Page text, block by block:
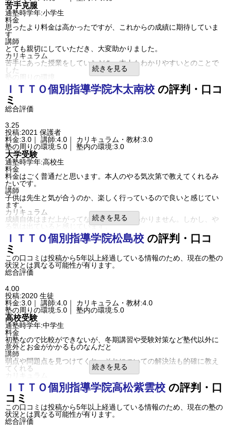
り、色々と工夫されているなと感じました。
良いところや要望
時間帯が午後からと決まっていますが、平日は良いのですが長期休
みや土曜日などは午前中も開いていると自習などの時助かります。
その他気づいたこと、感じたこと
初めての塾でしたが、これほど手厚いのかと驚きがたくさんありま
した。先生方の熱心な思いが伝わり感謝しております。
利用内容
通っていた学校公立小学校
通塾の目的
塾の雰囲気
自由 平均 厳しい
口コミ投稿者ID:2357895
不適切な口コミを報告する
松島校の教室情報を見る
苦手克服
通塾時学年:小学生
料金
思ったより料金は高かったですが、これからの成績に期待していま
す
講師
とても親切にしていただき、大変助かりました。
カリキュラム
苦手にあった授業をしていただき、本人もわかりやすいとのことで
した
塾の周りの環境
駅前で便利です。車の送迎は不便ですが、自転車通学のため関係あ
りません
塾内の環境
とても静かな教室で、物音がしませんでした。部屋も色が統一され
ていて、勉強しやすい環境
先生がしっかり見てくださるようなので、安心してお願いできます
利用内容
通っていた学校公立小学校
通塾の目的
苦手克服
塾の雰囲気
自由 平均
厳しい
口コミ投稿者ID:2357129
不適切な口コミを報告する
松島校の教室情報を見る
続きを見る
ＩＴＴＯ個別指導学院木太南校 の評判・口コ
ミ
総合評価
3.25
投稿:2021 保護者
料金:3.0｜ 講師:4.0｜ カリキュラム・教材:3.0
塾の周りの環境:5.0｜ 塾内の環境:3.0
大学受験
通塾時学年:高校生
料金
料金はごく普通だと思います。本人のやる気次第で教えてくれるみ
たいです。
講師
子供は先生と気が合うのか、楽しく行っているので良いと感じてい
ます。
カリキュラム
成績自体はまだ上がってないので、よくわかりません。しかし、や
る気は出ていると感じています。
塾の周りの環境
家からも近いので、自習室の利用できるので、近いというのはとて
も良いところです。
塾内の環境
教室はやや狭く、中学生も多く利用しているために、やかましく感
じる時があるみたいです。
良いところや要望
ます。
その他気づいたこと、感じたこと
本人のやる気なので、やる気を引き出してくれる先生との出会いが
大切だと思います。
利用内容
通っていた学校公立高校（中堅/上位校）
通塾の目的
成績/偏差値変化STAY
成績/偏差値推移入塾時:平均よりやや上
塾の雰囲気
自由 平均 厳しい
口コミ投稿者ID:2319450
不適切な口コミを報告する
木太南校の教室情報を見る
続きを見る
ＩＴＴＯ個別指導学院松島校 の評判・口コ
ミ
この口コミは投稿から5年以上経過している情報のため、現在の塾の
状況とは異なる可能性が有ります。
総合評価
4.00
投稿:2020 生徒
料金:3.0｜ 講師:4.0｜ カリキュラム・教材:4.0
塾の周りの環境:5.0｜ 塾内の環境:5.0
高校受験
通塾時学年:中学生
料金
初塾なので比較ができないが、冬期講習や受験対策など塾代以外に
意外とお金がかかるものなんだと
講師
弱点や問題点を見つけてくれ、それについての解決法も的確に教え
てくれる
カリキュラム
教科書に沿った内容の教材だがレベルによっての教材を提供してく
れる
塾の周りの環境
思いの外に同級生がいたので、休憩時などは学校と同じようにリラ
ックスができた
塾内の環境
授業に関しては３対１なので、質問もしやすい雰囲気。自主室も完
続きを見る
ＩＴＴＯ個別指導学院高松紫雲校 の評判・口
コミ
この口コミは投稿から5年以上経過している情報のため、現在の塾の
状況とは異なる可能性が有ります。
総合評価